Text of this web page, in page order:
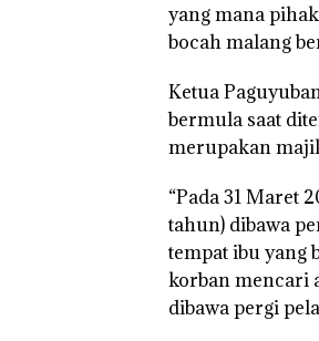
yang mana
bocah malang
Ketua
bermula saat
merupakan
“Pada 31 Maret
tahun) dibawa
tempat ibu yang
korban mencari
dibawa pergi